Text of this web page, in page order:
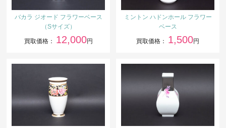
バカラ ジオード フラワーベース
（Sサイズ）
買取価格： 12,000円
ミントン ハドンホール フラワー
ベース
買取価格： 1,500円